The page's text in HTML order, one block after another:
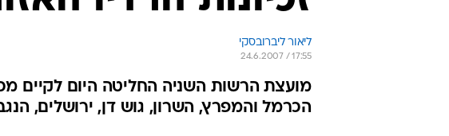
ליאור ליברובסקי
24.6.2007 / 17:55
מועצת הרשות השניה החליטה היום לקיים
הכרמל והמפרץ, השרון, גוש דן, ירושלים,